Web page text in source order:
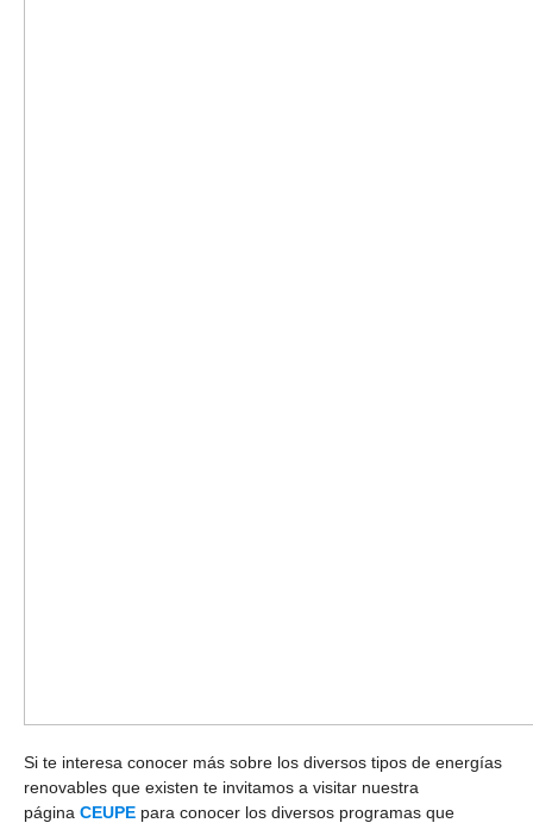
Si te interesa conocer más sobre los diversos tipos de energías
renovables que existen te invitamos a visitar nuestra
página CEUPE para conocer los diversos programas que